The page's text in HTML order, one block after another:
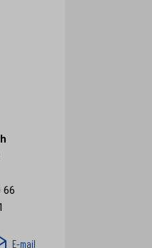
66
E-mail